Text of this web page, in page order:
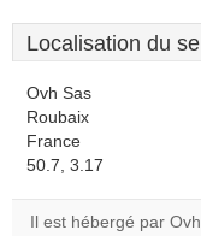
Localisation du
Ovh Sas
Roubaix
France
50.7, 3.17
Il est hébergé par